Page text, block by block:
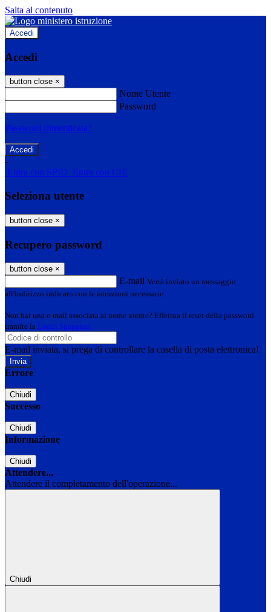
Salta al contenuto
Accedi
Accedi
button close ×
Nome Utente
Password
Password dimenticata?
-
Entra con SPID Entra con CIE
Seleziona utente
button close ×
Recupero password
button close ×
E-mail Verrà inviato un messaggio
all'indirizzo indicato con le istruzioni necessarie.
Non hai una e-mail associata al nome utente? Effettua il reset della password
tramite la Login Spaggiari
E-mail inviata, si prega di controllare la casella di posta elettronica!
Errore
Chiudi
Successo
Chiudi
Informazione
Chiudi
Attendere...
Attendere il completamento dell'operazione...
Chiudi